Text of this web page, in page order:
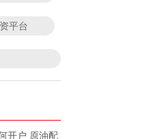
平台
开户 原油配